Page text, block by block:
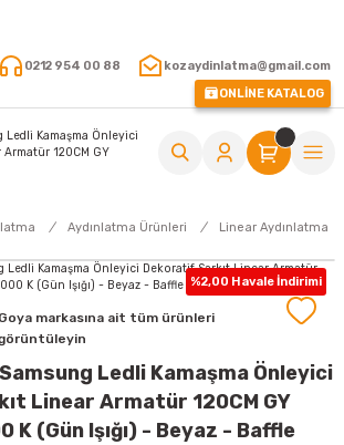
0212 954 00 88
kozaydinlatma@gmail.com
ONLİNE KATALOG
Aydınlatma Ürünleri Linear Aydınlatma
%2,00 Havale İndirimi
Goya markasına ait tüm ürünleri
Ledli Kamaşma Önleyici
Linear Armatür 120CM GY
K (Gün Işığı) - Beyaz - Baffle